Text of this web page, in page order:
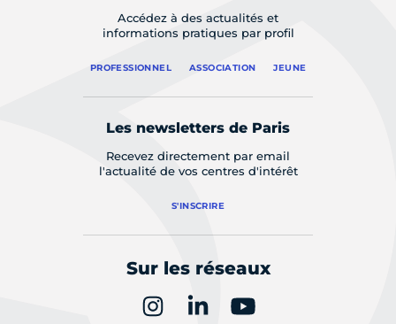
Accédez à des actualités et
informations pratiques par profil
PROFESSIONNEL ASSOCIATION JEUNE
Les newsletters de Paris
Recevez directement par email
l'actualité de vos centres d'intérêt
S'INSCRIRE
Sur les réseaux